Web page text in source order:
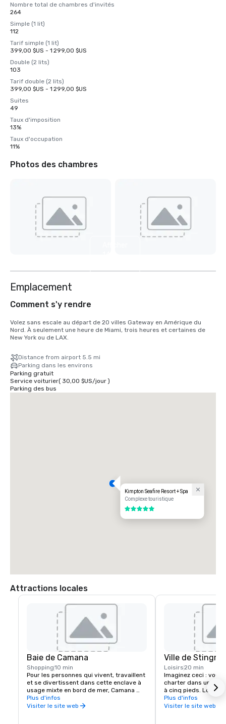
Nombre total de chambres d'invités
264
Simple (1 lit)
112
Tarif simple (1 lit)
399,00 $US - 1 299,00 $US
Double (2 lits)
103
Tarif double (2 lits)
399,00 $US - 1 299,00 $US
Suites
49
Taux d'imposition
13%
Taux d'occupation
11%
Photos des chambres
Emplacement
Comment s'y rendre
Volez sans escale au départ de 20 villes Gateway en Amérique du
Nord. À seulement une heure de Miami, trois heures et certaines de
New York ou de LAX.
Distance from airport 5.5 mi
Parking dans les environs
Parking gratuit
Service voiturier( 30,00 $US/jour)
Parking des bus
Kimpton Seafire Resort + Spa
Complexe touristique
5 sur 5
Attractions locales
Baie de Camana
Shopping10 min
Pour les personnes qui vivent, travaillent
et se divertissent dans cette enclave à
usage mixte en bord de mer, Camana
Bay ressemble plus à une communauté
animée qu'à un centre commercial
Plus d'infos
Visiter le site web
Ville de Stingray
Loisirs20 min
Imaginez ceci :
charter dans une
à cinq pieds.
patauger ou à nager,
retrouvez entouré
Plus d'infos
Visiter le site web